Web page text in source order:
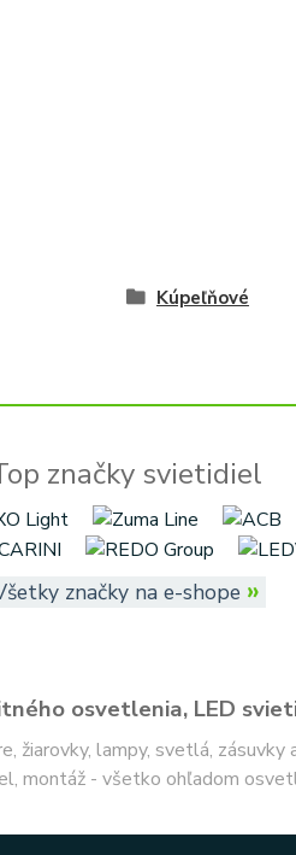
Kúpeľňové
značky svietidiel
značky na e-shope »
osvetlenia, LED
žiarovky, lampy, svetlá,
montáž - všetko ohľadom